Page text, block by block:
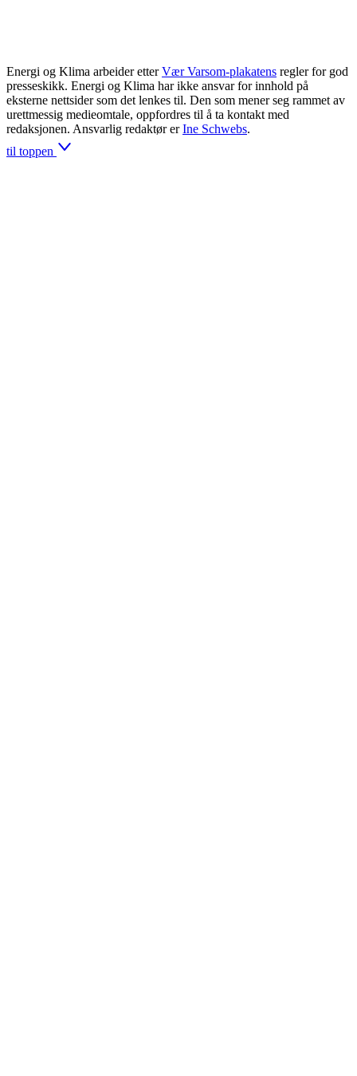
Energi og Klima arbeider etter Vær Varsom-plakatens regler for god
presseskikk. Energi og Klima har ikke ansvar for innhold på
eksterne nettsider som det lenkes til. Den som mener seg rammet av
urettmessig medieomtale, oppfordres til å ta kontakt med
redaksjonen. Ansvarlig redaktør er Ine Schwebs.
til toppen